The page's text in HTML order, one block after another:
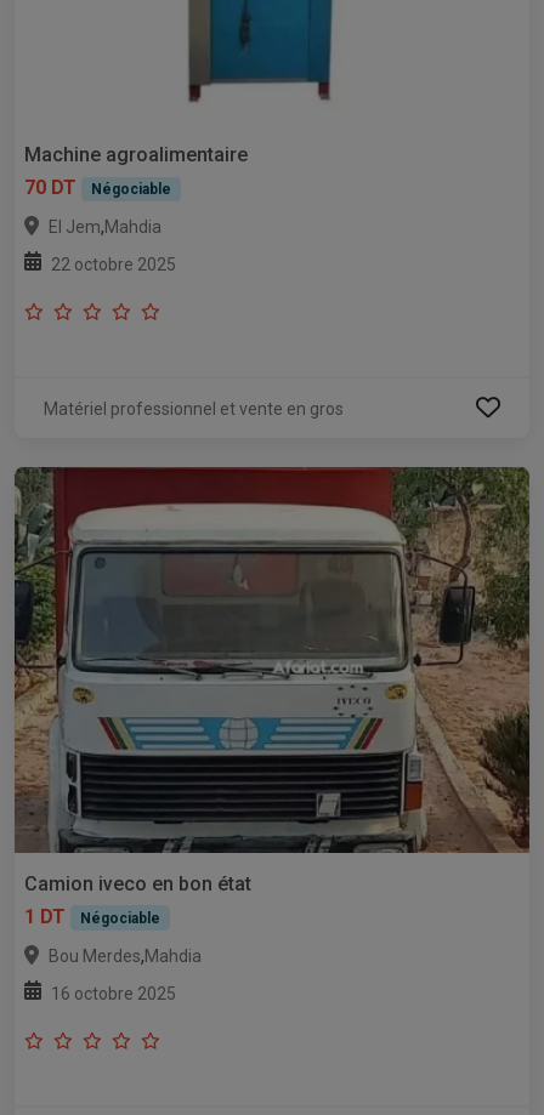
Machine agroalimentaire
70 DT
Négociable
El Jem,Mahdia
22 octobre 2025
Matériel professionnel et vente en gros
Camion iveco en bon état
1 DT
Négociable
Bou Merdes,Mahdia
16 octobre 2025